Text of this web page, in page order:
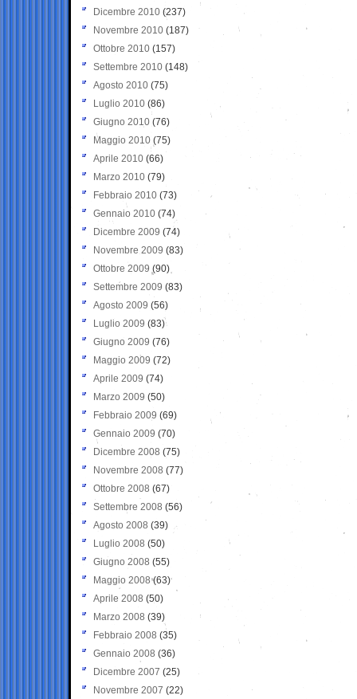
Dicembre 2010 (237)
Novembre 2010 (187)
Ottobre 2010 (157)
Settembre 2010 (148)
Agosto 2010 (75)
Luglio 2010 (86)
Giugno 2010 (76)
Maggio 2010 (75)
Aprile 2010 (66)
Marzo 2010 (79)
Febbraio 2010 (73)
Gennaio 2010 (74)
Dicembre 2009 (74)
Novembre 2009 (83)
Ottobre 2009 (90)
Settembre 2009 (83)
Agosto 2009 (56)
Luglio 2009 (83)
Giugno 2009 (76)
Maggio 2009 (72)
Aprile 2009 (74)
Marzo 2009 (50)
Febbraio 2009 (69)
Gennaio 2009 (70)
Dicembre 2008 (75)
Novembre 2008 (77)
Ottobre 2008 (67)
Settembre 2008 (56)
Agosto 2008 (39)
Luglio 2008 (50)
Giugno 2008 (55)
Maggio 2008(63)
Aprile 2008 (50)
Marzo 2008 (39)
Febbraio 2008 (35)
Gennaio 2008 (36)
Dicembre 2007 (25)
Novembre 2007 (22)